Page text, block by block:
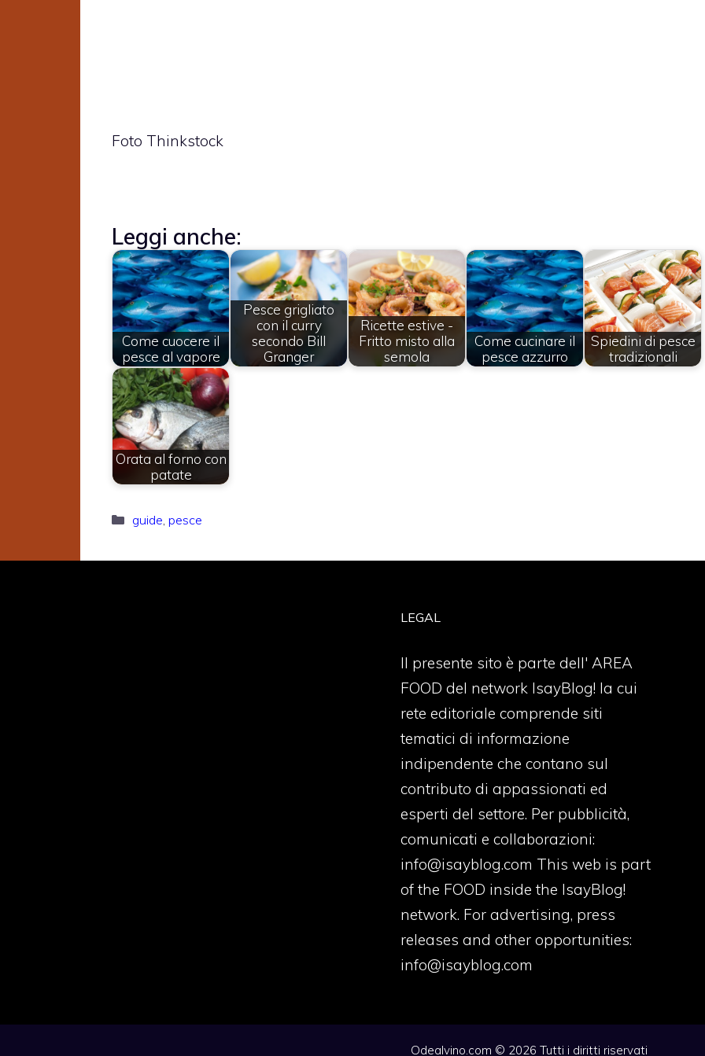
Foto Thinkstock
Leggi anche:
Come cuocere il
pesce al vapore
Pesce grigliato
con il curry
secondo Bill
Granger
Ricette estive -
Fritto misto alla
semola
Come cucinare il
pesce azzurro
Spiedini di pesce
tradizionali
Orata al forno con
patate
Categorie
guide pesce
LEGAL
Il presente sito è parte dell' AREA
FOOD del network IsayBlog! la cui
rete editoriale comprende siti
tematici di informazione
indipendente che contano sul
contributo di appassionati ed
esperti del settore. Per pubblicità,
comunicati e collaborazioni:
info@isayblog.com This web is part
of the FOOD inside the IsayBlog!
network. For advertising, press
releases and other opportunities:
info@isayblog.com
Odealvino.com © 2026 Tutti i diritti riservati